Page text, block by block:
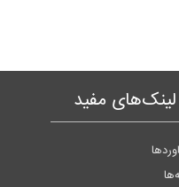
لینک‌های مفید